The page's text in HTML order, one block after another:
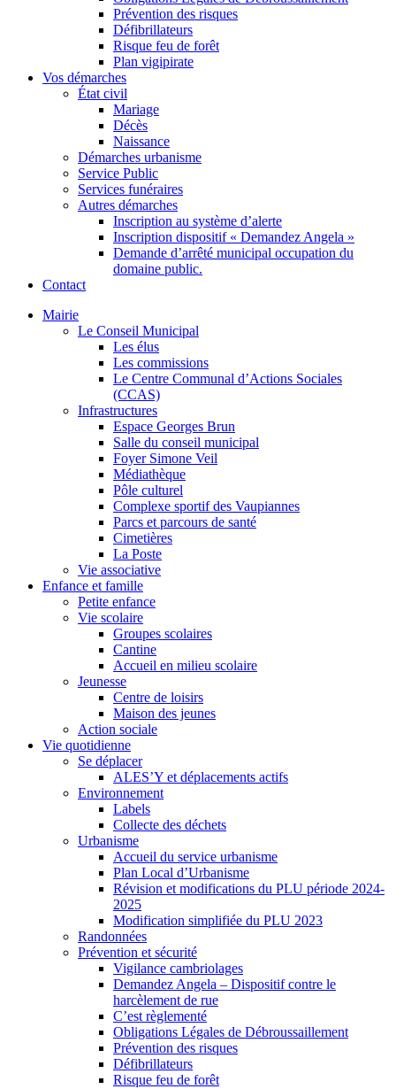
Prévention des risques
Défibrillateurs
Risque feu de forêt
Plan vigipirate
Vos démarches
État civil
Mariage
Décès
Naissance
Démarches urbanisme
Service Public
Services funéraires
Autres démarches
Inscription au système d’alerte
Inscription dispositif « Demandez Angela »
Demande d’arrêté municipal occupation du
domaine public.
Contact
Mairie
Le Conseil Municipal
Les élus
Les commissions
Le Centre Communal d’Actions Sociales
(CCAS)
Infrastructures
Espace Georges Brun
Salle du conseil municipal
Foyer Simone Veil
Médiathèque
Pôle culturel
Complexe sportif des Vaupiannes
Parcs et parcours de santé
Cimetières
La Poste
Vie associative
Enfance et famille
Petite enfance
Vie scolaire
Groupes scolaires
Cantine
Accueil en milieu scolaire
Jeunesse
Centre de loisirs
Maison des jeunes
Action sociale
Vie quotidienne
Se déplacer
ALES’Y et déplacements actifs
Environnement
Labels
Collecte des déchets
Urbanisme
Accueil du service urbanisme
Plan Local d’Urbanisme
Révision et modifications du PLU période 2024-
2025
Modification simplifiée du PLU 2023
Randonnées
Prévention et sécurité
Vigilance cambriolages
Demandez Angela – Dispositif contre le
harcèlement de rue
C’est règlementé
Obligations Légales de Débroussaillement
Prévention des risques
Défibrillateurs
Risque feu de forêt